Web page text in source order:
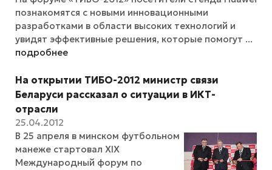
познакомятся с новыми инновационными
разработками в области высоких технологий и
увидят эффективные решения, которые помогут ...
подробнее
На открытии ТИБО-2012 министр связи
Беларуси рассказал о ситуации в ИКТ-
отрасли
25.04.2012
В 25 апреля в минском футбольном
манеже стартовал XIX
Международный форум по